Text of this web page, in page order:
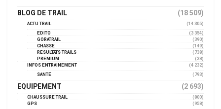
BLOG DE TRAIL (18 509)
ACTU TRAIL
(14 305)
EDITO
(3 354)
GORATRAIL
(390)
CHASSE
(149)
RÉSULTATS TRAILS
(738)
PREMIUM
(38)
INFOS ENTRAINEMENT
(4 232)
SANTÉ
(793)
EQUIPEMENT (2 693)
CHAUSSURE TRAIL
(800)
GPS
(958)